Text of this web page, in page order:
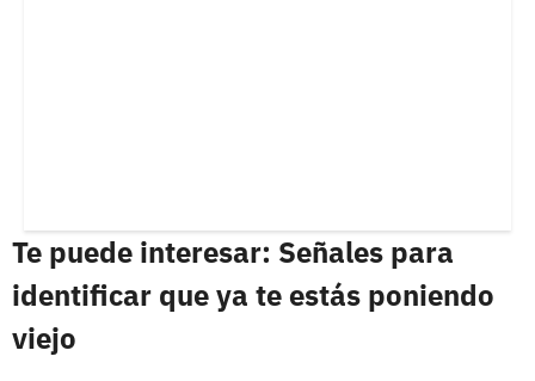
Te puede interesar: Señales para
identificar que ya te estás poniendo
viejo